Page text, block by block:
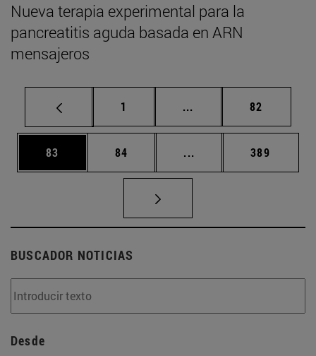
Nueva terapia experimental para la
pancreatitis aguda basada en ARN
mensajeros
Página
1 ... Páginas intermedias
Página
82
Página
83 Página
84 ... Páginas intermedias
Página
389
BUSCADOR NOTICIAS
Desde